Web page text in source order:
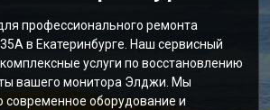
профессионального ремонта
в Екатеринбурге. Наш сервисный
услуги по восстановлению
вашего монитора Элджи. Мы
современное оборудование и